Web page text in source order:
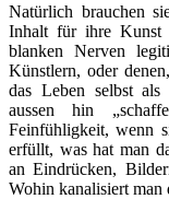
Natürlich brauchen
Inhalt für ihre Kunst
blanken Nerven
Künstlern, oder
das Leben selbst
aussen hin
Feinfühligkeit, wenn
erfüllt, was hat man
an Eindrücken,
Wohin kanalisiert man